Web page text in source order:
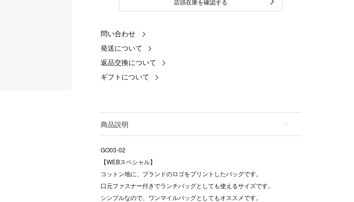
店頭在庫を確認する
問い合わせ
発送について
返品交換について
ギフトについて
商品説明
GO03‐02
【WEBスペシャル】
コットン地に、ブランドのロゴをプリントしたバッグです。
口元ファスナー付きでランチバッグとしても使えるサイズです。
シンプルなので、ワンマイルバッグとしてもオススメです。